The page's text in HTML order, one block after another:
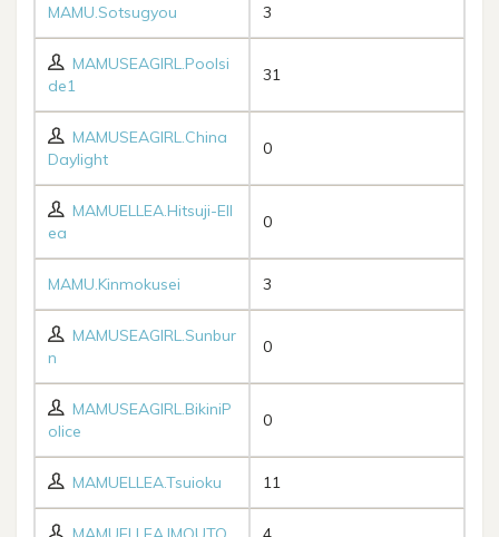
MAMU.Sotsugyou 3
MAMUSEAGIRL.Poolsi
de1
31
MAMUSEAGIRL.China
Daylight
0
MAMUELLEA.Hitsuji-Ell
ea
0
MAMU.Kinmokusei 3
MAMUSEAGIRL.Sunbur
n
0
MAMUSEAGIRL.BikiniP
olice
0
MAMUELLEA.Tsuioku 11